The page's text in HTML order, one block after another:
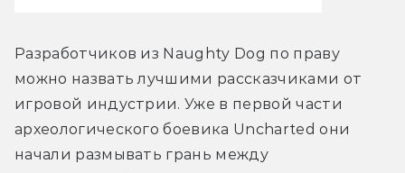
Разработчиков из Naughty Dog по праву
можно назвать лучшими рассказчиками от
игровой индустрии. Уже в первой части
археологического боевика Uncharted они
начали размывать грань между